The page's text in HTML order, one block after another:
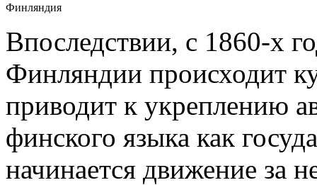
Финляндия
Впоследствии, с 1860-х
Финляндии происходит
приводит к укреплению
финского языка как
начинается движение за